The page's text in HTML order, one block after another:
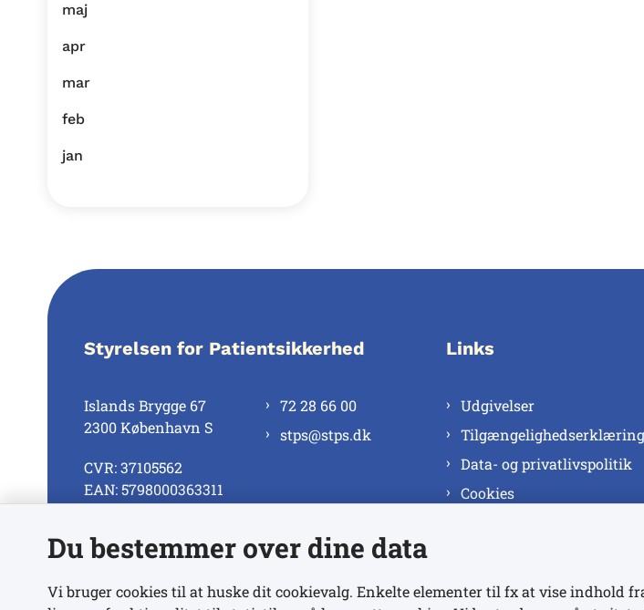
maj
apr
mar
feb
jan
Styrelsen for Patientsikkerhed
Islands Brygge 67
2300 København S
CVR: 37105562
EAN: 5798000363311
72 28 66 00
stps@stps.dk
Se alle kontaktnumre
Links
Udgivelser
Tilgængelighedserklæring
Data- og privatlivspolitik
Cookies
Du bestemmer over dine data
Vi bruger cookies til at huske dit cookievalg. Enkelte elementer til fx at vise indhold